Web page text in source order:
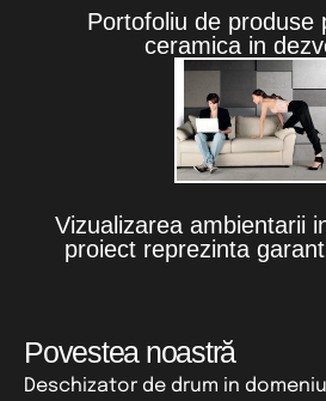
Portofoliu de produse
ceramica in
Vizualizarea ambientarii
proiect reprezinta
Povestea noastră
Deschizator de drum in